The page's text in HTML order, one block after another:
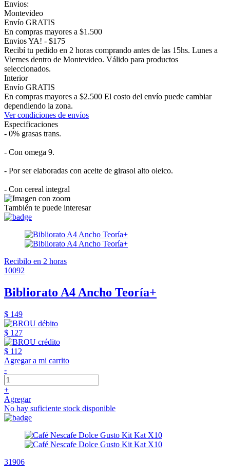
Envios:
Montevideo
Envío GRATIS
En compras mayores a $1.500
Envios YA! - $175
Recibí tu pedido en 2 horas comprando antes de las 15hs. Lunes a
Viernes dentro de Montevideo. Válido para productos
seleccionados.
Interior
Envío GRATIS
En compras mayores a $2.500 El costo del envío puede cambiar
dependiendo la zona.
Ver condiciones de envíos
Especificaciones
- 0% grasas trans.
- Con omega 9.
- Por ser elaboradas con aceite de girasol alto oleico.
- Con cereal integral
También te puede interesar
Recibilo en 2 horas
10092
Bibliorato A4 Ancho Teoría+
$ 149
$ 127
$ 112
Agregar a mi carrito
-
+
Agregar
No hay suficiente stock disponible
31906